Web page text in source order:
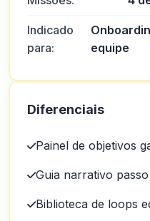
Indicado
para:
equipe
Diferenciais
Painel de objetivos
Guia narrativo
Biblioteca de loops